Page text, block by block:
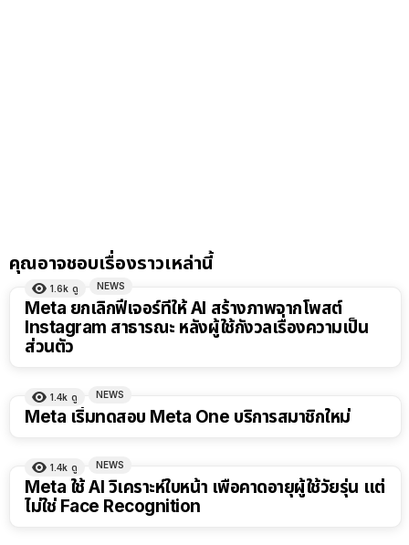
คุณอาจชอบเรื่องราวเหล่านี้
1.6k ดู NEWS
Meta ยกเลิกฟีเจอร์ที่ให้ AI สร้างภาพจากโพสต์
Instagram สาธารณะ หลังผู้ใช้กังวลเรื่องความเป็น
ส่วนตัว
1.4k ดู NEWS
Meta เริ่มทดสอบ Meta One บริการสมาชิกใหม่
1.4k ดู NEWS
Meta ใช้ AI วิเคราะห์ใบหน้า เพื่อคาดอายุผู้ใช้วัยรุ่น แต่
ไม่ใช่ Face Recognition